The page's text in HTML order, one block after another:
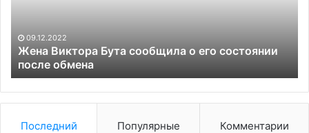
после
обмена
09.12.2022
Жена Виктора Бута сообщила о его состоянии
после обмена
Последний Популярные Комментарии